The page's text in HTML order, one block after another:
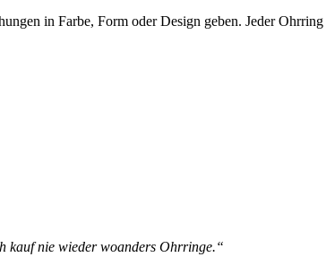
in Farbe, Form oder Design geben. Jeder
kauf nie wieder woanders Ohrringe.“